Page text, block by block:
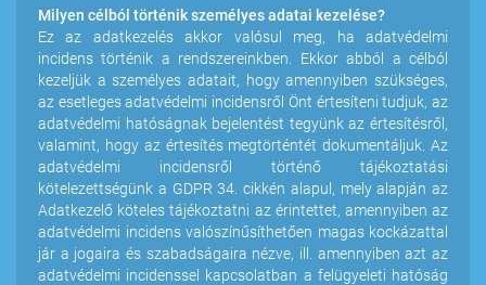
Milyen célból történik személyes adatai kezelése?
Ez az adatkezelés akkor valósul meg, ha adatvédelmi
incidens történik a rendszereinkben. Ekkor abból a célból
kezeljük a személyes adatait, hogy amennyiben szükséges,
az esetleges adatvédelmi incidensről Önt értesíteni tudjuk, az
adatvédelmi hatóságnak bejelentést tegyünk az értesítésről,
valamint, hogy az értesítés megtörténtét dokumentáljuk. Az
adatvédelmi incidensről történő tájékoztatási
kötelezettségünk a GDPR 34. cikkén alapul, mely alapján az
Adatkezelő köteles tájékoztatni az érintettet, amennyiben az
adatvédelmi incidens valószínűsíthetően magas kockázattal
jár a jogaira és szabadságaira nézve, ill. amennyiben azt az
adatvédelmi incidenssel kapcsolatban a felügyeleti hatóság